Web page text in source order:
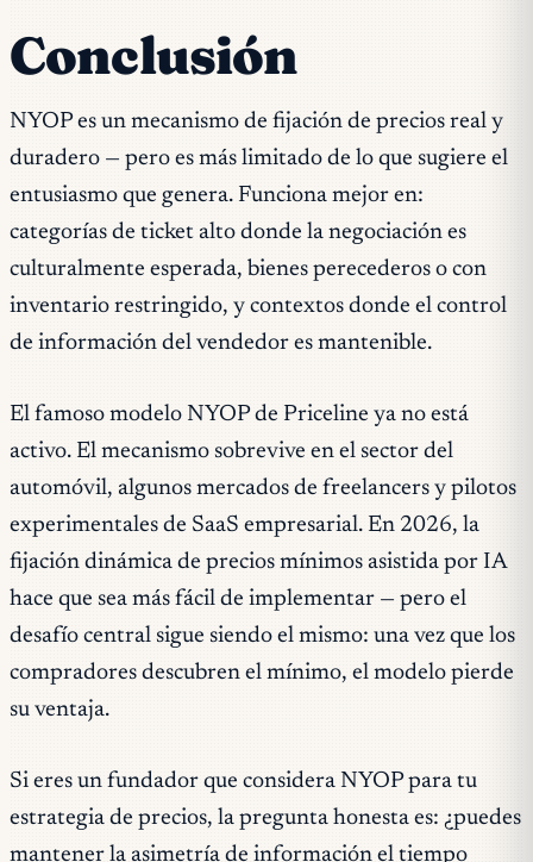
Conclusión
NYOP es un mecanismo de fijación de precios real y
duradero — pero es más limitado de lo que sugiere el
entusiasmo que genera. Funciona mejor en:
categorías de ticket alto donde la negociación es
culturalmente esperada, bienes perecederos o con
inventario restringido, y contextos donde el control
de información del vendedor es mantenible.
El famoso modelo NYOP de Priceline ya no está
activo. El mecanismo sobrevive en el sector del
automóvil, algunos mercados de freelancers y pilotos
experimentales de SaaS empresarial. En 2026, la
fijación dinámica de precios mínimos asistida por IA
hace que sea más fácil de implementar — pero el
desafío central sigue siendo el mismo: una vez que los
compradores descubren el mínimo, el modelo pierde
su ventaja.
Si eres un fundador que considera NYOP para tu
estrategia de precios, la pregunta honesta es: ¿puedes
mantener la asimetría de información el tiempo